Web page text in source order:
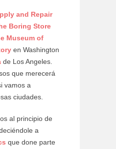
and Repair
Boring Store
Museum of
en Washington
de Los Angeles.
que merecerá
vamos a
ciudades.
al principio de
a
que done parte